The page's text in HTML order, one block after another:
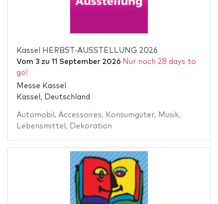
Kassel HERBST-AUSSTELLUNG 2026
Vom 3zu 11 September 2026 Nur noch 28 days to
go!
Messe Kassel
Kassel, Deutschland
Automobil , Accessoires, Konsumgüter, Musik,
Lebensmittel , Dekoration